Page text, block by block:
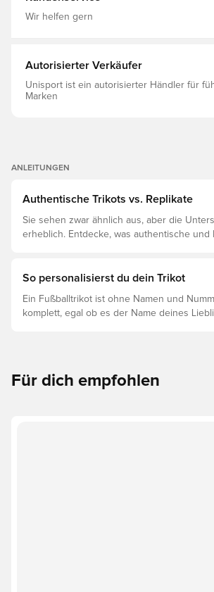
Bewegungen an. Der gerippte
Spielfeld stehst, zeige mit diesem
Trikot, das den Geist des Fußballs
Stolz auf das spanische Nationalteam. Schmal
geschnitten 100 % Polyester (100 % recycelt)
Wir helfen gern
Autorisierter Verkäufer
Unisport ist ein autorisierter Händler für
Marken
ANLEITUNGEN
Authentische Trikots vs. Replikate
Sie sehen zwar ähnlich aus, aber die
erheblich. Entdecke, was authentische und
So personalisierst du dein Trikot
Ein Fußballtrikot ist ohne Namen und
komplett, egal ob es der Name deines
Für dich empfohlen